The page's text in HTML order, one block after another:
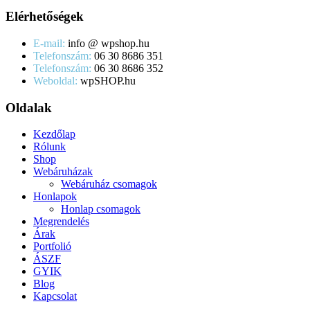
Elérhetőségek
E-mail: info @ wpshop.hu
Telefonszám: 06 30 8686 351
Telefonszám: 06 30 8686 352
Weboldal: wpSHOP.hu
Oldalak
Kezdőlap
Rólunk
Shop
Webáruházak
Webáruház csomagok
Honlapok
Honlap csomagok
Megrendelés
Árak
Portfolió
ÁSZF
GYIK
Blog
Kapcsolat